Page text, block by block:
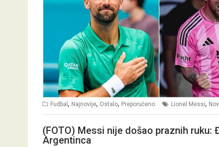
Fudbal , Najnovije, Ostalo, Preporučeno Lionel Messi,
(FOTO) Messi nije došao praznih
Argentinca